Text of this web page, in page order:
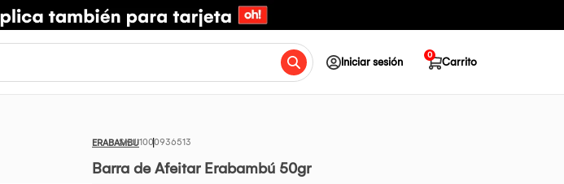
Iniciar sesión Carrito
0
ERABAMBU1000936513
Barra de Afeitar Erabambú 50gr